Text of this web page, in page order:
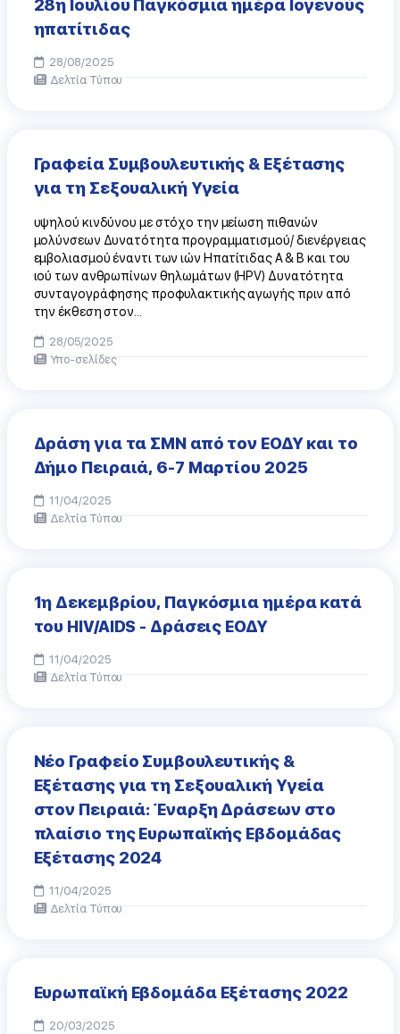
28η Ιουλίου Παγκόσμια ημέρα Ιογενούς
ηπατίτιδας
28/08/2025
Δελτία Τύπου
Γραφεία Συμβουλευτικής & Εξέτασης
για τη Σεξουαλική Υγεία
υψηλού κινδύνου με στόχο την μείωση πιθανών
μολύνσεων Δυνατότητα προγραμματισμού/ διενέργειας
εμβολιασμού έναντι των ιών Ηπατίτιδας Α & Β και του
ιού των ανθρωπίνων θηλωμάτων (HPV) Δυνατότητα
συνταγογράφησης προφυλακτικής αγωγής πριν από
την έκθεση στον...
28/05/2025
Υπο-σελίδες
Δράση για τα ΣΜΝ από τον ΕΟΔΥ και το
Δήμο Πειραιά, 6-7 Μαρτίου 2025
11/04/2025
Δελτία Τύπου
1η Δεκεμβρίου, Παγκόσμια ημέρα κατά
του HIV/AIDS - Δράσεις ΕΟΔΥ
11/04/2025
Δελτία Τύπου
Νέο Γραφείο Συμβουλευτικής &
Εξέτασης για τη Σεξουαλική Υγεία
στον Πειραιά: Έναρξη Δράσεων στο
πλαίσιο της Ευρωπαϊκής Εβδομάδας
Εξέτασης 2024
11/04/2025
Δελτία Τύπου
Ευρωπαϊκή Εβδομάδα Εξέτασης 2022
20/03/2025